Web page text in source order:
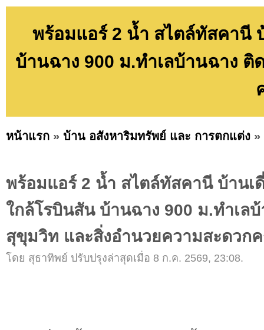
พร้อมแอร์ 2 น้ำ สไตล์ทัสคานี
บ้านฉาง 900 ม.ทำเลบ้านฉาง
หน้าแรก » บ้าน อสังหาริมทรัพย์ และ การตกแต่ง »
พร้อมแอร์ 2 น้ำ สไตล์ทัสคานี บ้านเ
ใกล้โรบินสัน บ้านฉาง 900 ม.ทำเล
สุขุมวิท และสิ่งอำนวยความสะดวก
โดย สุธาทิพย์ ปรับปรุงล่าสุดเมื่อ 8 ก.ค. 2569, 23:08.